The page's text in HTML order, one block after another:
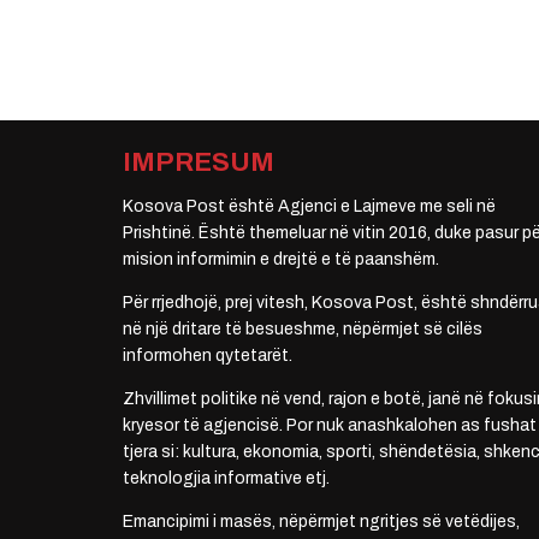
IMPRESUM
Kosova Post është Agjenci e Lajmeve me seli në
Prishtinë. Është themeluar në vitin 2016, duke pasur
mision informimin e drejtë e të paanshëm.
Për rrjedhojë, prej vitesh, Kosova Post, është
në një dritare të besueshme, nëpërmjet së cilës
informohen qytetarët.
Zhvillimet politike në vend, rajon e botë, janë në
kryesor të agjencisë. Por nuk anashkalohen as fushat
tjera si: kultura, ekonomia, sporti, shëndetësia,
teknologjia informative etj.
Emancipimi i masës, nëpërmjet ngritjes së vetëdijes,